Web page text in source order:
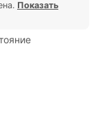
Показать